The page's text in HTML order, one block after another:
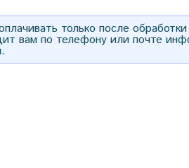
только после
вам по телефону или почте